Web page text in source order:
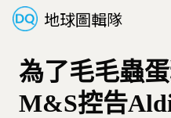
地球圖輯隊
為了毛毛蟲
M&S控告